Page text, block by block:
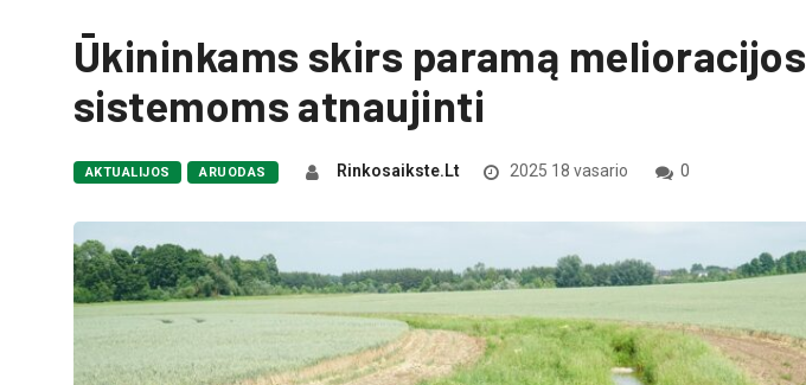
Ūkininkams skirs paramą melioracijos
sistemoms atnaujinti
AKTUALIJOS ARUODAS Rinkosaikste.lt 2025 18 vasario 0